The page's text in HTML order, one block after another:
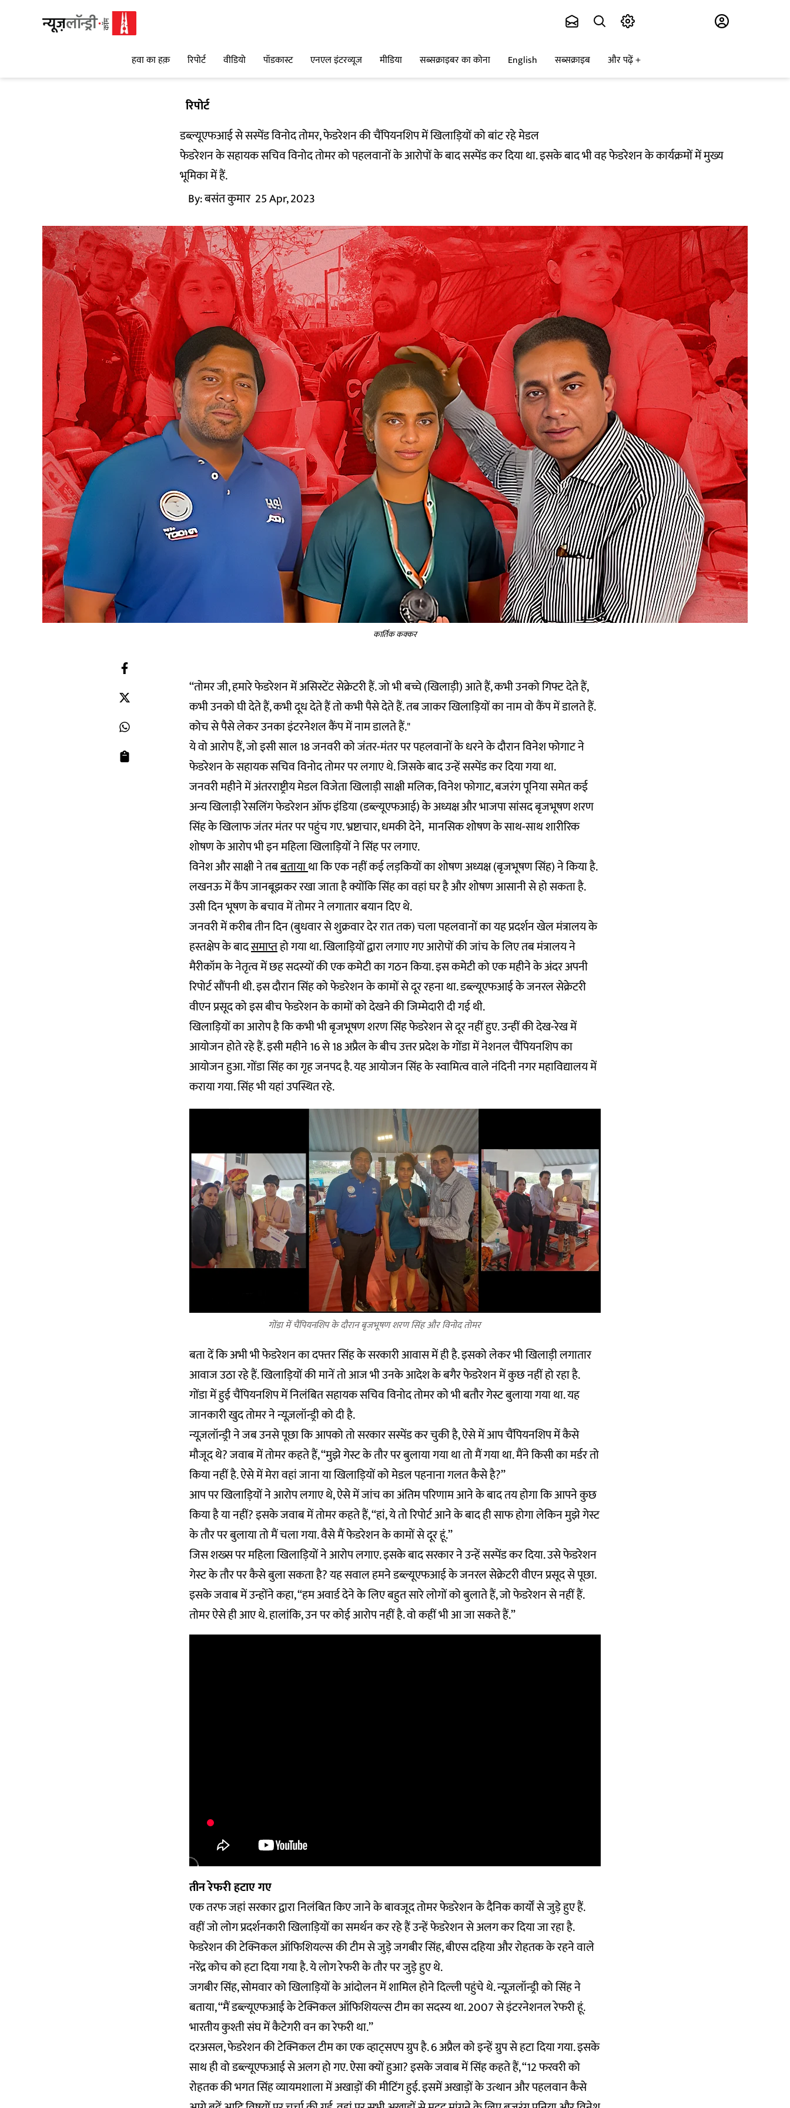
हवा का हक़ रिपोर्ट वीडियो पॉडकास्ट एनएल इंटरव्यूज मीडिया सब्सक्राइबर का कोना English सब्सक्राइब और पढ़ें
रिपोर्ट
डब्ल्यूएफआई से सस्पेंड विनोद तोमर, फेडरेशन की चैंपियनशिप में खिलाड़ियों को बांट रहे मेडल
फेडरेशन के सहायक सचिव विनोद तोमर को पहलवानों के आरोपों के बाद सस्पेंड कर दिया था. इसके बाद भी वह फेडरेशन के कार्यक्रमों में मुख्य
भूमिका में हैं.
By:बसंत कुमार 25 Apr, 2023
कार्तिक कक्कर
‘‘तोमर जी, हमारे फेडरेशन में असिस्टेंट सेक्रेटरी हैं. जो भी बच्चे (खिलाड़ी) आते हैं, कभी उनको गिफ्ट देते हैं,
कभी उनको घी देते हैं, कभी दूध देते हैं तो कभी पैसे देते हैं. तब जाकर खिलाड़ियों का नाम वो कैंप में डालते हैं.
कोच से पैसे लेकर उनका इंटरनेशल कैंप में नाम डालते हैं."
ये वो आरोप हैं, जो इसी साल 18 जनवरी को जंतर-मंतर पर पहलवानों के धरने के दौरान विनेश फोगाट ने
फेडरेशन के सहायक सचिव विनोद तोमर पर लगाए थे. जिसके बाद उन्हें सस्पेंड कर दिया गया था.
जनवरी महीने में अंतरराष्ट्रीय मेडल विजेता खिलाड़ी साक्षी मलिक, विनेश फोगाट, बजरंग पूनिया समेत कई
अन्य खिलाड़ी रेसलिंग फेडरेशन ऑफ इंडिया (डब्ल्यूएफआई) के अध्यक्ष और भाजपा सांसद बृजभूषण शरण
सिंह के खिलाफ जंतर मंतर पर पहुंच गए. भ्रष्टाचार, धमकी देने, मानसिक शोषण के साथ-साथ शारीरिक
शोषण के आरोप भी इन महिला खिलाड़ियों ने सिंह पर लगाए.
विनेश और साक्षी ने तबबतायाथा कि एक नहीं कई लड़कियों का शोषण अध्यक्ष (बृजभूषण सिंह) ने किया है.
लखनऊ में कैंप जानबूझकर रखा जाता है क्योंकि सिंह का वहां घर है और शोषण आसानी से हो सकता है.
उसी दिन भूषण के बचाव में तोमर ने लगातार बयान दिए थे.
जनवरी में करीब तीन दिन (बुधवार से शुक्रवार देर रात तक) चला पहलवानों का यह प्रदर्शन खेल मंत्रालय के
हस्तक्षेप के बादसमाप्तहो गया था. खिलाड़ियों द्वारा लगाए गए आरोपों की जांच के लिए तब मंत्रालय ने
मैरीकॉम के नेतृत्व में छह सदस्यों की एक कमेटी का गठन किया. इस कमेटी को एक महीने के अंदर अपनी
रिपोर्ट सौंपनी थी. इस दौरान सिंह को फेडरेशन के कामों से दूर रहना था. डब्ल्यूएफआई के जनरल सेक्रेटरी
वीएन प्रसूद को इस बीच फेडरेशन के कामों को देखने की जिम्मेदारी दी गई थी.
खिलाड़ियों का आरोप है कि कभी भी बृजभूषण शरण सिंह फेडरेशन से दूर नहीं हुए. उन्हीं की देख-रेख में
आयोजन होते रहे हैं. इसी महीने 16 से 18 अप्रैल के बीच उत्तर प्रदेश के गोंडा में नेशनल चैंपियनशिप का
आयोजन हुआ. गोंडा सिंह का गृह जनपद है. यह आयोजन सिंह के स्वामित्व वाले नंदिनी नगर महाविद्यालय में
कराया गया. सिंह भी यहां उपस्थित रहे.
गोंडा में चैंपियनशिप के दौरान बृजभूषण शरण सिंह और विनोद तोमर
बता दें कि अभी भी फेडरेशन का दफ्तर सिंह के सरकारी आवास में ही है. इसको लेकर भी खिलाड़ी लगातार
आवाज उठा रहे हैं. खिलाड़ियों की मानें तो आज भी उनके आदेश के बगैर फेडरेशन में कुछ नहीं हो रहा है.
गोंडा में हुई चैंपियनशिप में निलंबित सहायक सचिव विनोद तोमर को भी बतौर गेस्ट बुलाया गया था. यह
जानकारी खुद तोमर ने न्यूज़लॉन्ड्री को दी है.
न्यूज़लॉन्ड्री ने जब उनसे पूछा कि आपको तो सरकार सस्पेंड कर चुकी है, ऐसे में आप चैंपियनशिप में कैसे
मौजूद थे? जवाब में तोमर कहते हैं, ‘‘मुझे गेस्ट के तौर पर बुलाया गया था तो मैं गया था. मैंने किसी का मर्डर तो
किया नहीं है. ऐसे में मेरा वहां जाना या खिलाड़ियों को मेडल पहनाना गलत कैसे है?’’
आप पर खिलाड़ियों ने आरोप लगाए थे, ऐसे में जांच का अंतिम परिणाम आने के बाद तय होगा कि आपने कुछ
किया है या नहीं? इसके जवाब में तोमर कहते हैं, ‘‘हां, ये तो रिपोर्ट आने के बाद ही साफ होगा लेकिन मुझे गेस्ट
के तौर पर बुलाया तो मैं चला गया. वैसे मैं फेडरेशन के कामों से दूर हूं.’’
जिस शख्स पर महिला खिलाड़ियों ने आरोप लगाए. इसके बाद सरकार ने उन्हें सस्पेंड कर दिया. उसे फेडरेशन
गेस्ट के तौर पर कैसे बुला सकता है? यह सवाल हमने डब्ल्यूएफआई के जनरल सेक्रेटरी वीएन प्रसूद से पूछा.
इसके जवाब में उन्होंने कहा, “हम अवार्ड देने के लिए बहुत सारे लोगों को बुलाते हैं, जो फेडरेशन से नहीं हैं.
तोमर ऐसे ही आए थे. हालांकि, उन पर कोई आरोप नहीं है. वो कहीं भी आ जा सकते हैं.”
तीन रेफरी हटाए गए
एक तरफ जहां सरकार द्वारा निलंबित किए जाने के बावजूद तोमर फेडरेशन के दैनिक कार्यों से जुड़े हुए हैं.
वहीं जो लोग प्रदर्शनकारी खिलाड़ियों का समर्थन कर रहे हैं उन्हें फेडरेशन से अलग कर दिया जा रहा है.
फेडरेशन की टेक्निकल ऑफिशियल्स की टीम से जुड़े जगबीर सिंह, बीएस दहिया और रोहतक के रहने वाले
नरेंद्र कोच को हटा दिया गया है. ये लोग रेफरी के तौर पर जुड़े हुए थे.
जगबीर सिंह, सोमवार को खिलाड़ियों के आंदोलन में शामिल होने दिल्ली पहुंचे थे. न्यूज़लॉन्ड्री को सिंह ने
बताया, ‘‘मैं डब्ल्यूएफआई के टेक्निकल ऑफिशियल्स टीम का सदस्य था. 2007 से इंटरनेशनल रेफरी हूं.
भारतीय कुश्ती संघ में कैटेगरी वन का रेफरी था.’’
दरअसल, फेडरेशन की टेक्निकल टीम का एक व्हाट्सएप ग्रुप है. 6 अप्रैल को इन्हें ग्रुप से हटा दिया गया. इसके
साथ ही वो डब्ल्यूएफआई से अलग हो गए. ऐसा क्यों हुआ? इसके जवाब में सिंह कहते हैं, ‘‘12 फरवरी को
रोहतक की भगत सिंह व्यायमशाला में अखाड़ों की मीटिंग हुई. इसमें अखाड़ों के उत्थान और पहलवान कैसे